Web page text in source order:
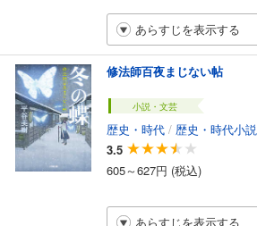
あらすじを表示する
修法師百夜まじない帖
小説・文芸
歴史・時代 / 歴史・時代小説
3.5
605～627円 (税込)
あらすじを表示する